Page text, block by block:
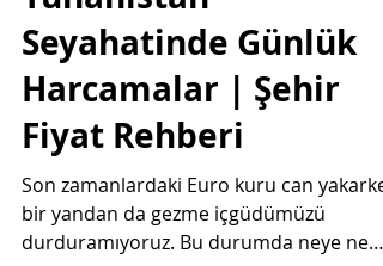
Aug 31, 2022
2 min read
Yunanistan
Seyahatinde Günlük
Harcamalar | Şehir
Fiyat Rehberi